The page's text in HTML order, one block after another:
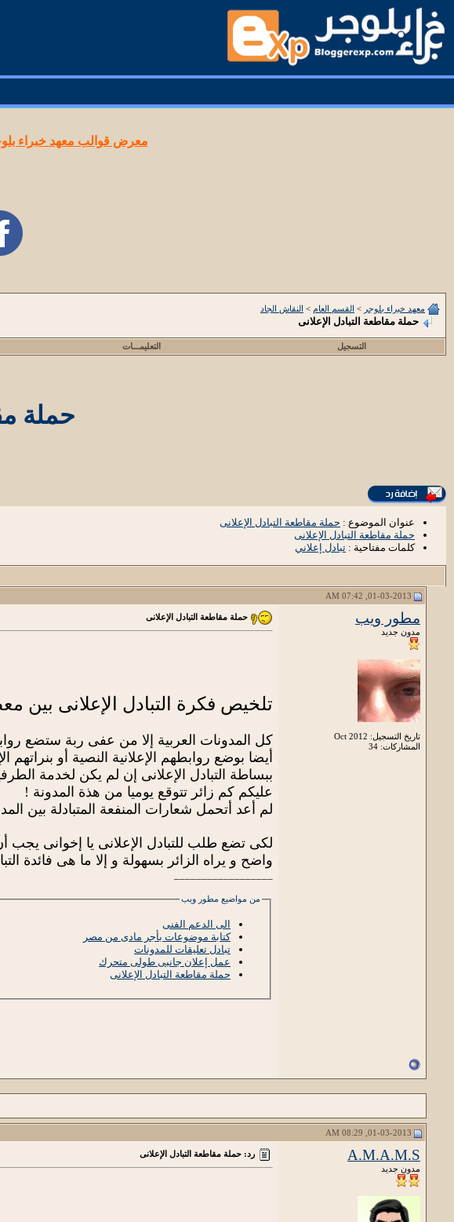
معرض قوالب معهد خبراء
معهد خبراء بلوجر > القسم العام > النقاش الجاد
حملة مقاطعة التبادل الإعلانى
التسجيل التعليمـــات
حملة
عنوان الموضوع : حملة مقاطعة التبادل الإعلانى
حملة مقاطعة التبادل الإعلانى
كلمات مفتاحية : تبادل إعلاني
مطور ويب
مدون جديد
تاريخ التسجيل: Oct 2012
المشاركات: 34
حملة مقاطعة التبادل الإعلانى
تلخيص فكرة التبادل الإعلانى بين
كل المدونات العربية إلا من عفى ربة ستضع
أيضا بوضع روابطهم الإعلانية النصية أو
ببساطة التبادل الإعلانى إن لم يكن لخدمة
عليكم كم زائر تتوقع يوميا من هذة المدونة !
لم أعد أتحمل شعارات المنفعة المتبادلة بين
واضح و يراه الزائر بسهولة و إلا ما هى فائدة
من مواضيع مطور ويب
الى الدعم الفنى
كتابة موضوعات بأجر مادى من مصر
تبادل تعليقات للمدونات
عمل إعلان جانبى طولى متحرك
حملة مقاطعة التبادل الإعلانى
A.M.A.M.S
مدون جديد
رد: حملة مقاطعة التبادل الإعلانى